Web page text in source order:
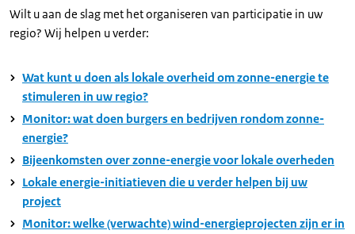
Wilt u aan de slag met het organiseren van participatie in uw
regio? Wij helpen u verder:
Wat kunt u doen als lokale overheid om zonne-energie te
stimuleren in uw regio?
Monitor: wat doen burgers en bedrijven rondom zonne-
energie?
Bijeenkomsten over zonne-energie voor lokale overheden
Lokale energie-initiatieven die u verder helpen bij uw
project
Monitor: welke (verwachte) wind-energieprojecten zijn er in